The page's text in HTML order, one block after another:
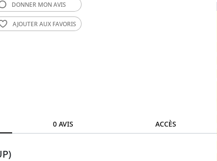
DONNER MON AVIS
AJOUTER AUX FAVORIS
0 AVIS ACCÈS